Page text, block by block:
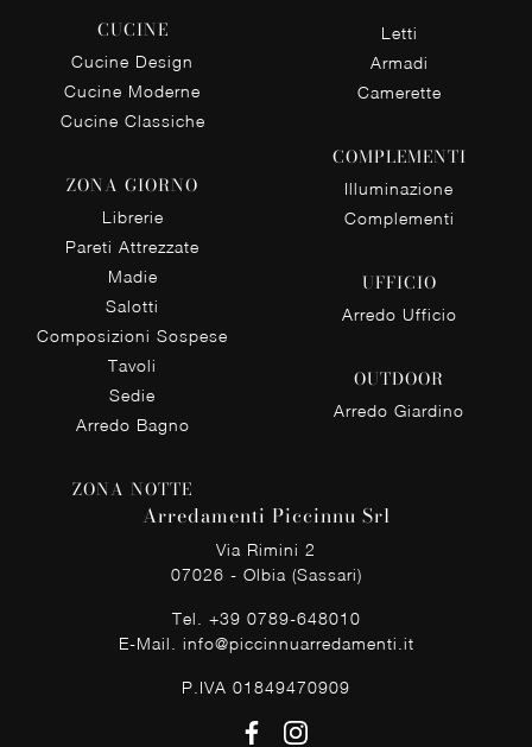
CUCINE
Cucine Design
Cucine Moderne
Cucine Classiche
ZONA GIORNO
Librerie
Pareti Attrezzate
Madie
Salotti
Composizioni Sospese
Tavoli
Sedie
Arredo Bagno
ZONA NOTTE
Letti
Armadi
Camerette
COMPLEMENTI
Illuminazione
Complementi
UFFICIO
Arredo Ufficio
OUTDOOR
Arredo Giardino
Arredamenti Piccinnu Srl
Via Rimini 2
07026 - Olbia (Sassari)
Tel. +39 0789-648010
E-Mail. info@piccinnuarredamenti.it
P.IVA 01849470909